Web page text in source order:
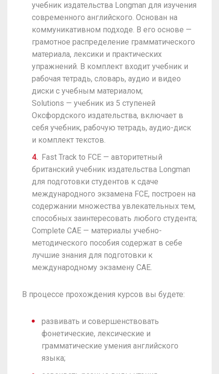
учебник издательства Longman для изучения
современного английского. Основан на
коммуникативном подходе. В его основе —
грамотное распределение грамматического
материала, лексики и практических
упражнений. В комплект входит учебник и
рабочая тетрадь, словарь, аудио и видео
диски с учебным материалом;
Solutions — учебник из 5 ступеней
Оксфордского издательства, включает в
себя учебник, рабочую тетрадь, аудио-диск
и комплект текстов.
Fast Track to FCE — авторитетный
британский учебник издательства Longman
для подготовки студентов к сдаче
международного экзамена FCE, построен на
содержании множества увлекательных тем,
способных заинтересовать любого студента;
Complete CAE — материалы учебно-
методического пособия содержат в себе
лучшие знания для подготовки к
международному экзамену CAE.
В процессе прохождения курсов вы будете:
развивать и совершенствовать
фонетические, лексические и
грамматические умения английского
языка;